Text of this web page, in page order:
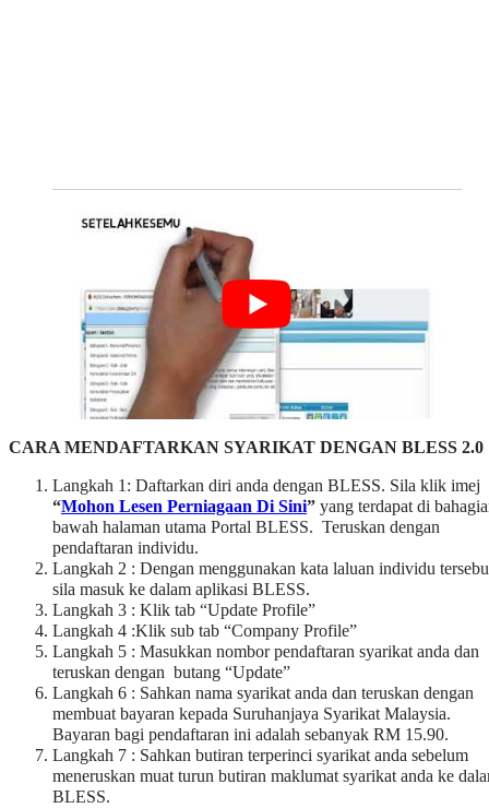
CARA MENDAFTARKAN SYARIKAT DENGAN BLESS 2.0
Langkah 1: Daftarkan diri anda dengan BLESS. Sila klik imej
“Mohon Lesen Perniagaan Di Sini” yang terdapat di
bawah halaman utama Portal BLESS. Teruskan dengan
pendaftaran individu.
Langkah 2 : Dengan menggunakan kata laluan individu
sila masuk ke dalam aplikasi BLESS.
Langkah 3 : Klik tab “Update Profile”
Langkah 4 :Klik sub tab “Company Profile”
Langkah 5 : Masukkan nombor pendaftaran syarikat anda dan
teruskan dengan butang “Update”
Langkah 6 : Sahkan nama syarikat anda dan teruskan dengan
membuat bayaran kepada Suruhanjaya Syarikat Malaysia.
Bayaran bagi pendaftaran ini adalah sebanyak RM 15.90.
Langkah 7 : Sahkan butiran terperinci syarikat anda sebelum
meneruskan muat turun butiran maklumat syarikat anda ke
BLESS.